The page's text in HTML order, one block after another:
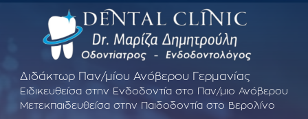
Διδάκτωρ Παν/μίου Ανόβερου Γερμανίας
Ειδικευθείσα στην Ενδοδοντία στο Παν/μιο Ανόβερου
Μετεκπαιδευθείσα στην Παιδοδοντία στο Βερολίνο